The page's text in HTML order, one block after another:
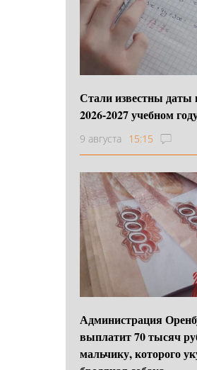
Стали известны даты
2026-2027 учебном
9 августа 15:15
Администрация
выплатит 70 тысяч
мальчику, которого